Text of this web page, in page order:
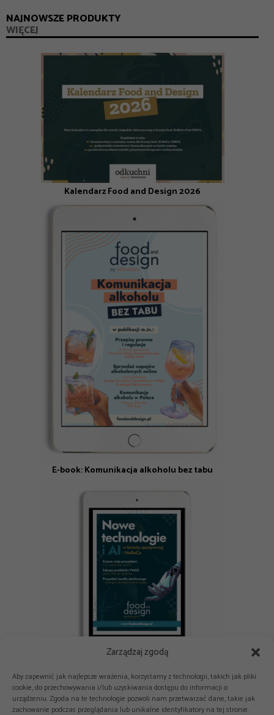
Zarządzaj zgodą
Aby zapewnić jak najlepsze wrażenia, korzystamy z technologii, takich jak pliki
cookie, do przechowywania i/lub uzyskiwania dostępu do informacji o
urządzeniu. Zgoda na te technologie pozwoli nam przetwarzać dane, takie jak
zachowanie podczas przeglądania lub unikalne identyfikatory na tej stronie.
NAJNOWSZE PRODUKTY
WIĘCEJ
Kalendarz Food and Design 2026
E-book: Komunikacja alkoholu bez tabu
E-book: Nowe technologie i AI w branży spożywczej i HoReCa